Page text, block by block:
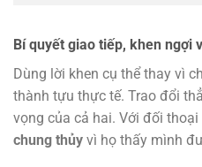
Bí quyết giao tiếp, khen ngợi
Dùng lời khen cụ thể thay vì
thành tựu thực tế. Trao đổi
vọng của cả hai. Với đối thoại
chung thủy vì họ thấy mình